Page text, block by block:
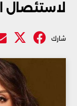
لاستئصال
شارك